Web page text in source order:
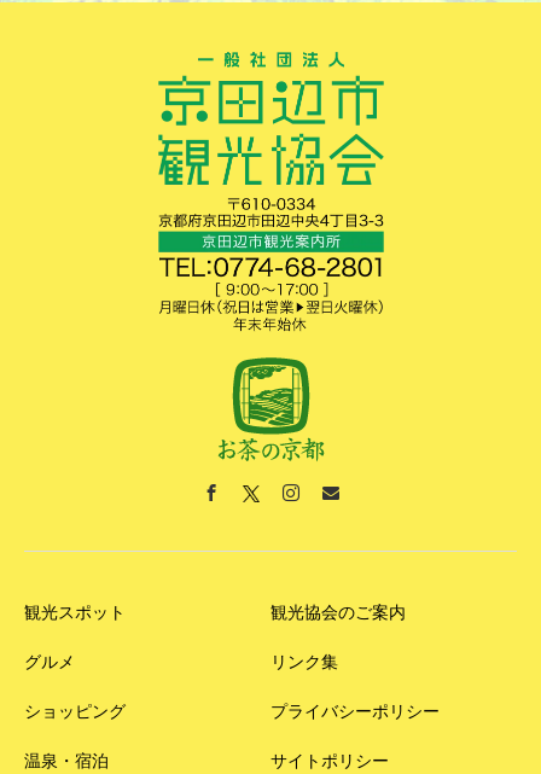
観光スポット
グルメ
ショッピング
温泉・宿泊
観光協会のご案内
リンク集
プライバシーポリシー
サイトポリシー